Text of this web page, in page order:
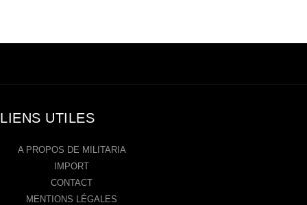
LIENS UTILES
A PROPOS DE MILITARIA
IMPORT
CONTACT
MENTIONS LÉGALES